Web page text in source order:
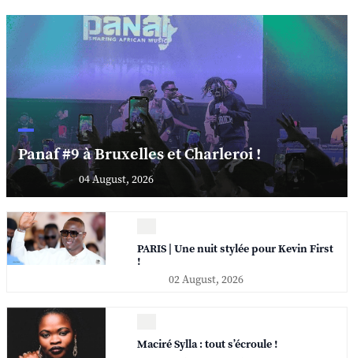
Panaf #9 à Bruxelles et Charleroi !
04 August, 2026
PARIS | Une nuit stylée pour Kevin First
!
02 August, 2026
Maciré Sylla : tout s’écroule !